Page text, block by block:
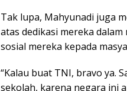
Tak lupa, Mahyunadi juga
atas dedikasi mereka
sosial mereka kepada
“Kalau buat TNI, bravo ya.
sekolah, karena negara ini